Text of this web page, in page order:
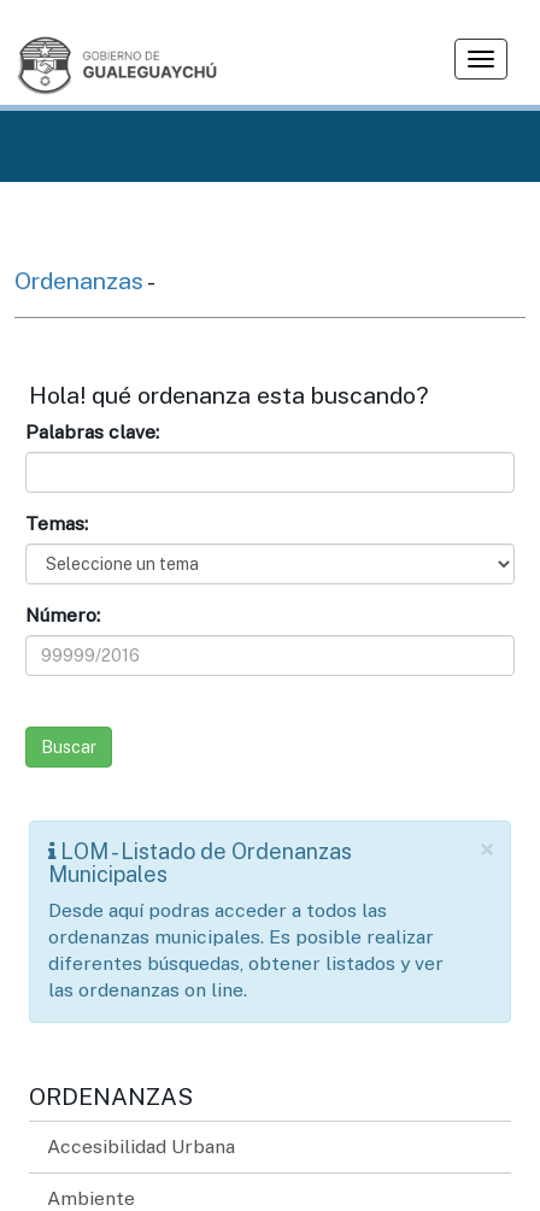
T
g
n
Ordenanzas -
Hola! qué ordenanza esta buscando?
Palabras clave:
Temas:
Número:
×
LOM - Listado de Ordenanzas
Municipales
Desde aquí podras acceder a todos las
ordenanzas municipales. Es posible realizar
diferentes búsquedas, obtener listados y ver
las ordenanzas on line.
ORDENANZAS
Accesibilidad Urbana
Ambiente